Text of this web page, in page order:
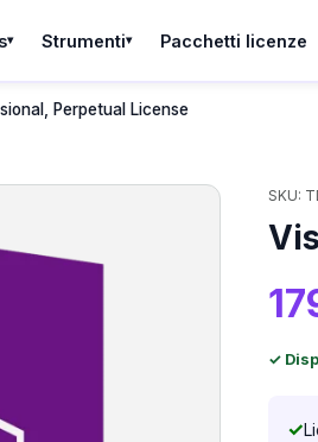
▾ Strumenti▾ Pacchetti licenze
Perpetual License
SKU:
✓
✓